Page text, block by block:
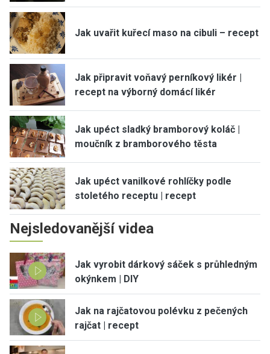
Jak uvařit kuřecí maso na cibuli – recept
Jak připravit voňavý perníkový likér |
recept na výborný domácí likér
Jak upéct sladký bramborový koláč |
moučník z bramborového těsta
Jak upéct vanilkové rohlíčky podle
stoletého receptu | recept
Nejsledovanější videa
Jak vyrobit dárkový sáček s průhledným
okýnkem | DIY
Jak na rajčatovou polévku z pečených
rajčat | recept